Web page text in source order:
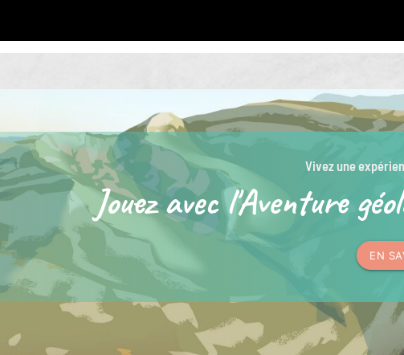
Vivez une
Jouez avec l'Aventure
EN